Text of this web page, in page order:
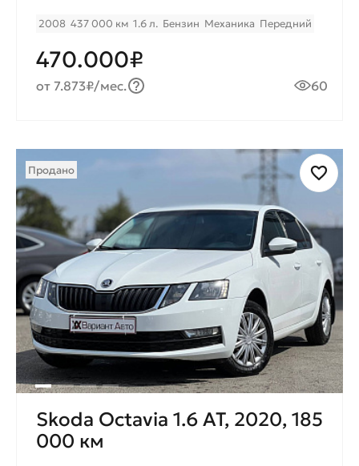
2008 437 000 км 1.6 л. Бензин Механика Передний
470.000₽
от 7.873₽/мес. 60
Продано
Skoda Octavia 1.6 AT, 2020, 185
000 км